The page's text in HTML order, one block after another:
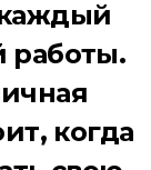
работы.
когда